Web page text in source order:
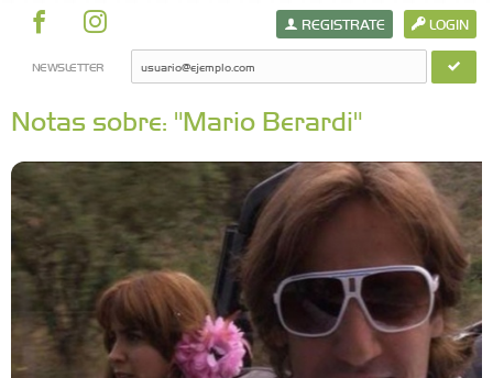
LOGIN
REGISTRATE
NEWSLETTER
Notas sobre: "Mario Berardi"